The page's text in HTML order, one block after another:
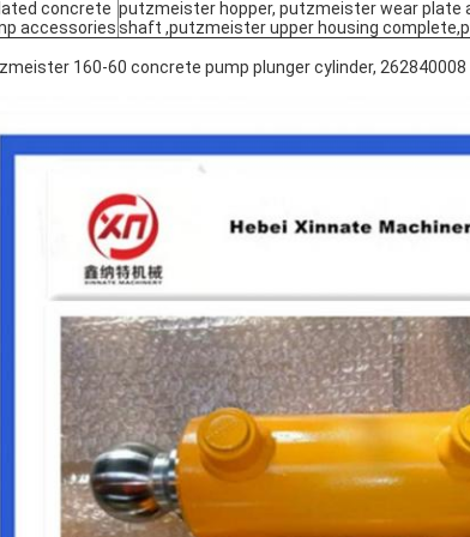
concrete
accessories
putzmeister hopper, putzmeister wear plate
shaft ,putzmeister upper housing
160-60 concrete pump plunger cylinder, 262840008